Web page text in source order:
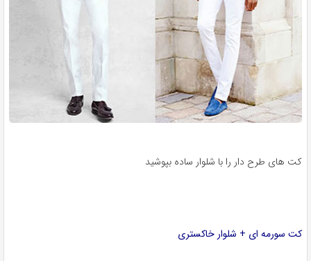
کت های طرح دار را با شلوار ساده بپوشید
کت سورمه ای + شلوار خاکستری